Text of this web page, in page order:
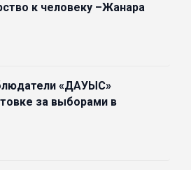
к человеку –Жанара
«ДАУЫС»
за выборами в